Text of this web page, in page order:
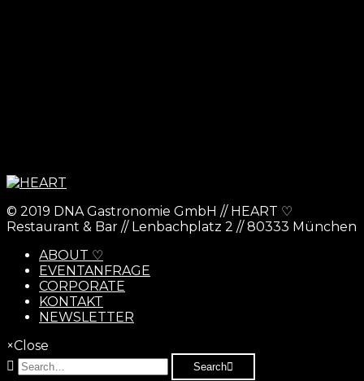
© 2019 DNA Gastronomie GmbH // HEART ♡
Restaurant & Bar // Lenbachplatz 2 // 80333 München
ABOUT ♡
EVENTANFRAGE
CORPORATE
KONTAKT
NEWSLETTER
×Close
Search